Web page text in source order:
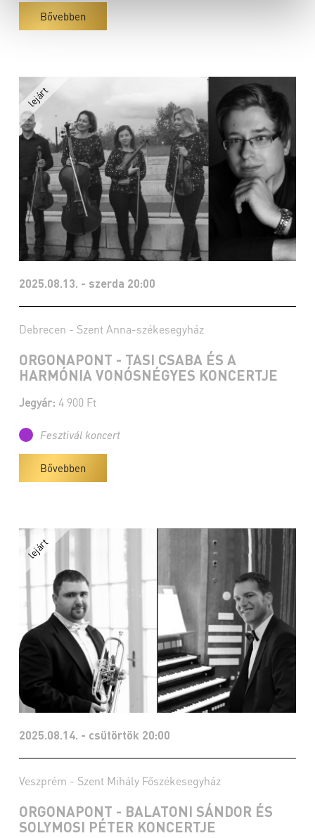
Bővebben
2025.08.13. - szerda 20:00
Debrecen - Szent Anna-székesegyház
ORGONAPONT - TASI CSABA ÉS A
HARMÓNIA VONÓSNÉGYES KONCERTJE
Jegyár: 4 900 Ft
Fesztivál koncert
Bővebben
2025.08.14. - csütörtök 20:00
Veszprém - Szent Mihály Főszékesegyház
ORGONAPONT - BALATONI SÁNDOR ÉS
SOLYMOSI PÉTER KONCERTJE